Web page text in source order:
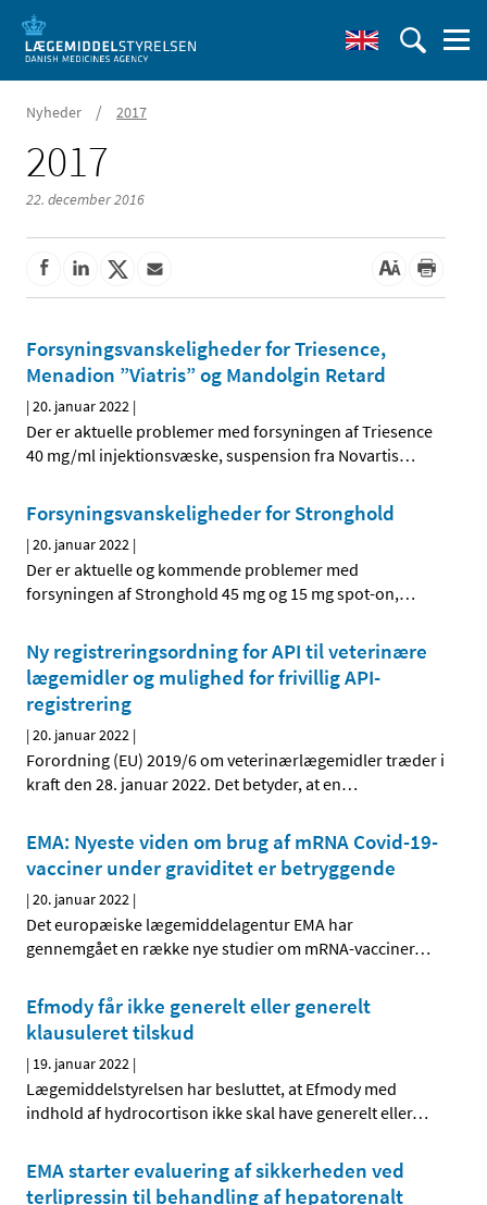
Nyheder / 2017
2017
22. december 2016
Forsyningsvanskeligheder for Triesence,
Menadion ”Viatris” og Mandolgin Retard
|20. januar 2022 |
Der er aktuelle problemer med forsyningen af Triesence
40 mg/ml injektionsvæske, suspension fra Novartis…
Forsyningsvanskeligheder for Stronghold
|20. januar 2022 |
Der er aktuelle og kommende problemer med
forsyningen af Stronghold 45 mg og 15 mg spot-on,…
Ny registreringsordning for API til veterinære
lægemidler og mulighed for frivillig API-
registrering
|20. januar 2022 |
Forordning (EU) 2019/6 om veterinærlægemidler træder i
kraft den 28. januar 2022. Det betyder, at en…
EMA: Nyeste viden om brug af mRNA Covid-19-
vacciner under graviditet er betryggende
|20. januar 2022 |
Det europæiske lægemiddelagentur EMA har
gennemgået en række nye studier om mRNA-vacciner…
Efmody får ikke generelt eller generelt
klausuleret tilskud
| 19. januar 2022 |
Lægemiddelstyrelsen har besluttet, at Efmody med
indhold af hydrocortison ikke skal have generelt eller…
EMA starter evaluering af sikkerheden ved
terlipressin til behandling af hepatorenalt